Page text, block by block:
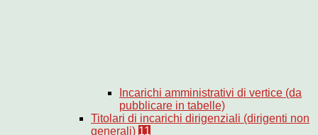
Incarichi amministrativi di vertice (da
pubblicare in tabelle)
Titolari di incarichi dirigenziali (dirigenti non
generali) 11